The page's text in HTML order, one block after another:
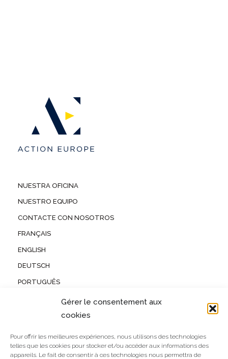
Gérer le consentement aux
cookies
Pour offrir les meilleures expériences, nous utilisons des technologies
telles que les cookies pour stocker et/ou accéder aux informations des
appareils. Le fait de consentir à ces technologies nous permettra de
NUESTRA OFICINA
NUESTRO EQUIPO
CONTACTE CON NOSOTROS
FRANÇAIS
ENGLISH
DEUTSCH
PORTUGUÊS
INFORMACIÓN JURÍDICA
POLÍTICA DE PRIVACIDAD
Action Europe , 251 Avenue Louise